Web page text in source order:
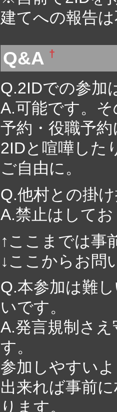
建てへの報告
Q&A †
Q.2IDでの参加
A.可能です。
予約・役職予
2IDと喧嘩した
ご自由に。
Q.他村との掛
A.禁止はして
↑ここまでは事
↓ここからお問
Q.本参加は難
いです。
A.発言規制さ
す。
参加しやすい
出来れば事前
ります。